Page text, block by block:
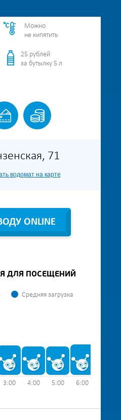
Можно
не кипятить
25 рублей
за бутылку 5 л
71
водомат на карте
ONLINE
ДЛЯ ПОСЕЩЕНИЙ
Средняя загрузка
3:00 4:00 5:00 6:00